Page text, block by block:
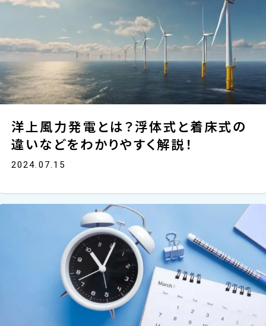
洋上風力発電とは？浮体式と着床式の
違いなどをわかりやすく解説！
2024.07.15